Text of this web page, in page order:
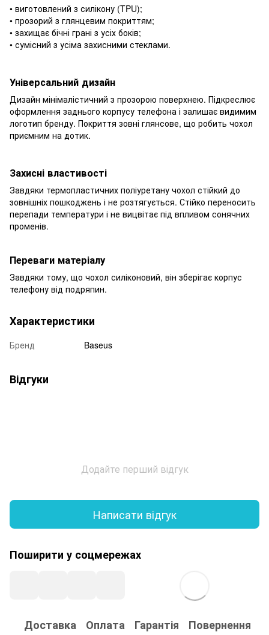
• виготовлений з силікону (TPU);
• прозорий з глянцевим покриттям;
• захищає бічні грані з усіх боків;
• сумісний з усіма захисними стеклами.
Універсальний дизайн
Дизайн мінімалістичний з прозорою поверхнею. Підкреслює
оформлення заднього корпусу телефона і залишає видимим
логотип бренду. Покриття зовні глянсове, що робить чохол
приємним на дотик.
Захисні властивості
Завдяки термопластичних поліуретану чохол стійкий до
зовнішніх пошкоджень і не розтягується. Стійко переносить
перепади температури і не вицвітає під впливом сонячних
променів.
Переваги матеріалу
Завдяки тому, що чохол силіконовий, він зберігає корпус
телефону від подряпин.
Характеристики
Бренд Baseus
Відгуки
Додайте перший відгук
Написати відгук
Поширити у соцмережах
Доставка Оплата Гарантія Повернення